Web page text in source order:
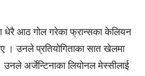
धेरै आठ गोल गरेका फ्रान्सका केलियन
। उनले प्रतियोगिताका सात खेलमा
अर्जेन्टिनाका लियोनल मेस्सीलाई